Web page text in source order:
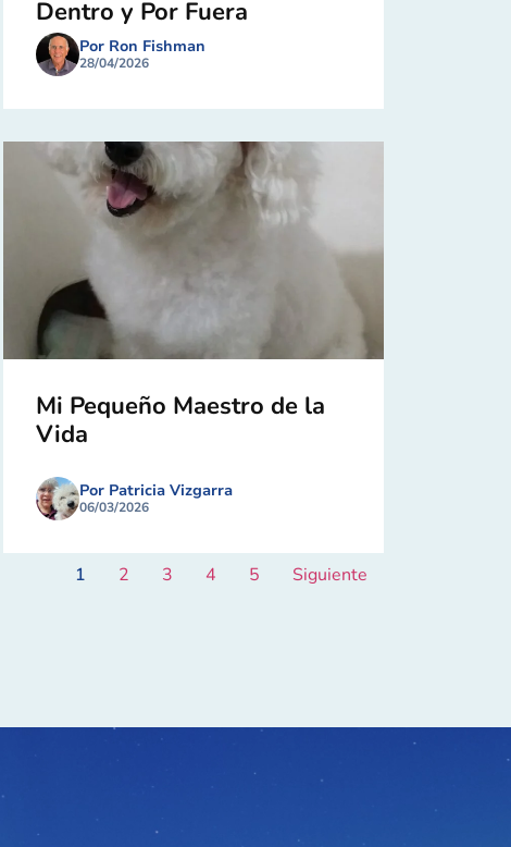
Dentro y Por Fuera
Por Ron Fishman
28/04/2026
Mi Pequeño Maestro de la
Vida
Por Patricia Vizgarra
06/03/2026
1 2 3 4 5 Siguiente